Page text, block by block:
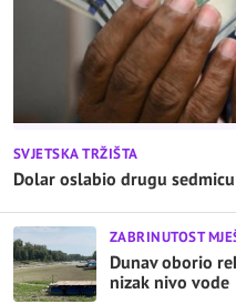
SVJETSKA TRŽIŠTA
Dolar oslabio drugu
ZABRINUTOST
Dunav oborio
nizak nivo vode